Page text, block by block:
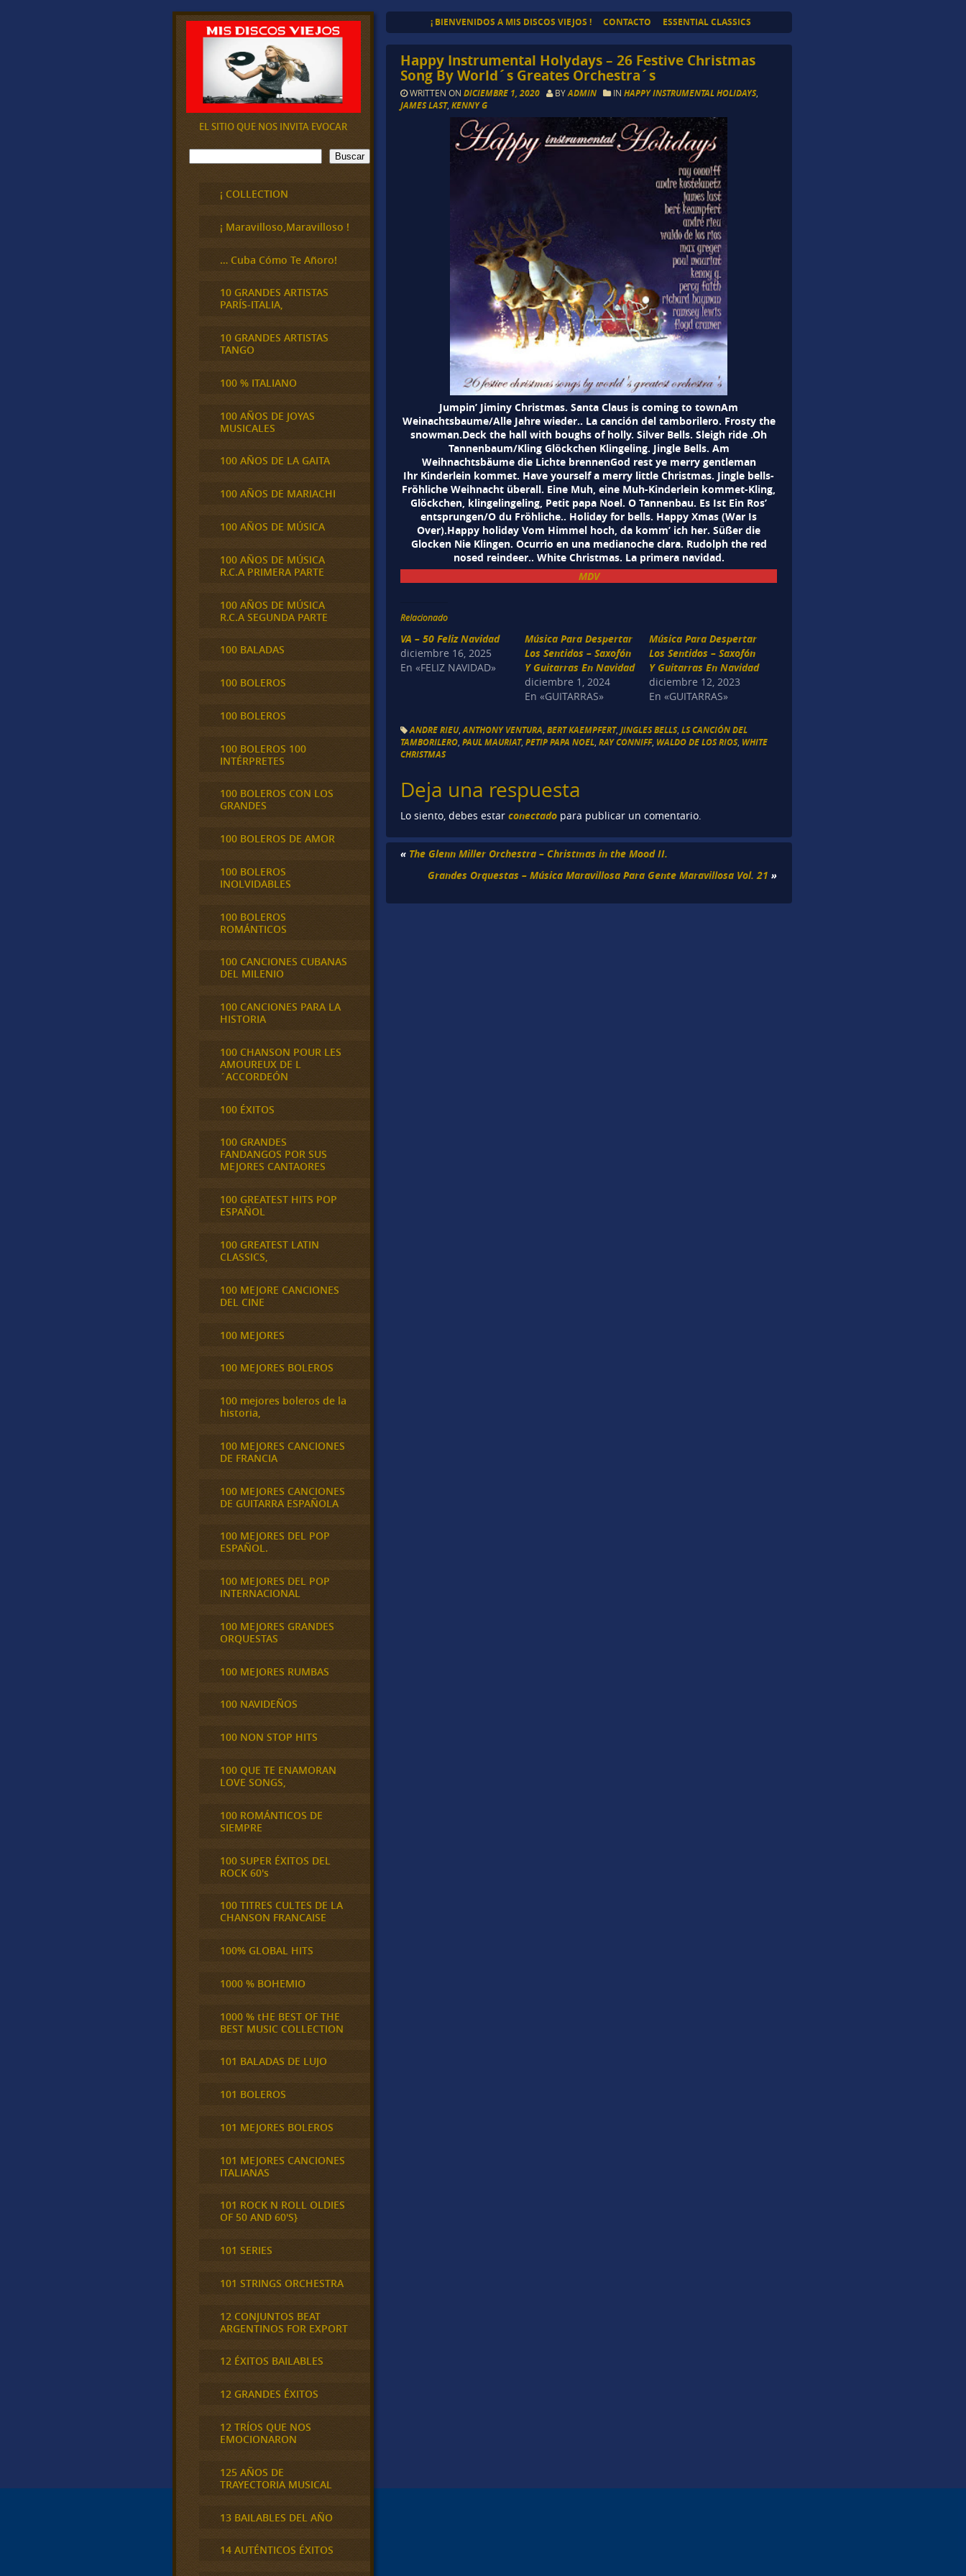
¡ BIENVENIDOS A MIS DISCOS VIEJOS ! CONTACTO ESSENTIAL CLASSICS
Happy Instrumental Holydays – 26 Festive Christmas
Song By World´s Greates Orchestra´s
WRITTEN ONDICIEMBRE 1, 2020 BYADMIN INHAPPY INSTRUMENTAL HOLIDAYS,
JAMES LAST,KENNY G
Jumpin’ Jiminy Christmas. Santa Claus is coming to townAm
Weinachtsbaume/Alle Jahre wieder.. La canción del tamborilero. Frosty the
snowman.Deck the hall with boughs of holly. Silver Bells. Sleigh ride .Oh
Tannenbaum/Kling Glöckchen Klingeling. Jingle Bells. Am
Weihnachtsbäume die Lichte brennenGod rest ye merry gentleman
Ihr Kinderlein kommet. Have yourself a merry little Christmas. Jingle bells-
Fröhliche Weihnacht überall. Eine Muh, eine Muh-Kinderlein kommet-Kling,
Glöckchen, klingelingeling, Petit papa Noel. O Tannenbau. Es Ist Ein Ros’
entsprungen/O du Fröhliche.. Holiday for bells. Happy Xmas (War Is
Over).Happy holiday Vom Himmel hoch, da komm’ ich her. Süßer die
Glocken Nie Klingen. Ocurrio en una medianoche clara. Rudolph the red
nosed reindeer.. White Christmas. La primera navidad.
MDV
Relacionado
VA – 50 Feliz Navidad
diciembre 16, 2025
En «FELIZ NAVIDAD»
Música Para Despertar
Los Sentidos – Saxofón
Y Guitarras En Navidad
diciembre 1, 2024
En «GUITARRAS»
Música Para Despertar
Los Sentidos – Saxofón
Y Guitarras En Navidad
diciembre 12, 2023
En «GUITARRAS»
ANDRE RIEU,ANTHONY VENTURA ,BERT KAEMPFERT,JINGLES BELLS,LS CANCIÓN DEL
TAMBORILERO ,PAUL MAURIAT,PETIP PAPA NOEL ,RAY CONNIFF, WALDO DE LOS RIOS, WHITE
CHRISTMAS
Deja una respuesta
Lo siento, debes estarconectado para publicar un comentario.
« The Glenn Miller Orchestra – Christmas in the Mood II.
Grandes Orquestas – Música Maravillosa Para Gente Maravillosa Vol. 21 »
EL SITIO QUE NOS INVITA EVOCAR
B
u
Buscar
¡ COLLECTION
¡ Maravilloso,Maravilloso !
… Cuba Cómo Te Añoro!
10 GRANDES ARTISTAS
PARÍS-ITALIA,
10 GRANDES ARTISTAS
TANGO
100 % ITALIANO
100 AÑOS DE JOYAS
MUSICALES
100 AÑOS DE LA GAITA
100 AÑOS DE MARIACHI
100 AÑOS DE MÚSICA
100 AÑOS DE MÚSICA
R.C.A PRIMERA PARTE
100 AÑOS DE MÚSICA
R.C.A SEGUNDA PARTE
100 BALADAS
100 BOLEROS
100 BOLEROS
100 BOLEROS 100
INTÉRPRETES
100 BOLEROS CON LOS
GRANDES
100 BOLEROS DE AMOR
100 BOLEROS
INOLVIDABLES
100 BOLEROS
ROMÁNTICOS
100 CANCIONES CUBANAS
DEL MILENIO
100 CANCIONES PARA LA
HISTORIA
100 CHANSON POUR LES
AMOUREUX DE L
´ACCORDEÓN
100 ÉXITOS
100 GRANDES
FANDANGOS POR SUS
MEJORES CANTAORES
100 GREATEST HITS POP
ESPAÑOL
100 GREATEST LATIN
CLASSICS,
100 MEJORE CANCIONES
DEL CINE
100 MEJORES
100 MEJORES BOLEROS
100 mejores boleros de la
historia,
100 MEJORES CANCIONES
DE FRANCIA
100 MEJORES CANCIONES
DE GUITARRA ESPAÑOLA
100 MEJORES DEL POP
ESPAÑOL.
100 MEJORES DEL POP
INTERNACIONAL
100 MEJORES GRANDES
ORQUESTAS
100 MEJORES RUMBAS
100 NAVIDEÑOS
100 NON STOP HITS
100 QUE TE ENAMORAN
LOVE SONGS,
100 ROMÁNTICOS DE
SIEMPRE
100 SUPER ÉXITOS DEL
ROCK 60's
100 TITRES CULTES DE LA
CHANSON FRANCAISE
100% GLOBAL HITS
1000 % BOHEMIO
1000 % tHE BEST OF THE
BEST MUSIC COLLECTION
101 BALADAS DE LUJO
101 BOLEROS
101 MEJORES BOLEROS
101 MEJORES CANCIONES
ITALIANAS
101 ROCK N ROLL OLDIES
OF 50 AND 60'S}
101 SERIES
101 STRINGS ORCHESTRA
12 CONJUNTOS BEAT
ARGENTINOS FOR EXPORT
12 ÉXITOS BAILABLES
12 GRANDES ÉXITOS
12 TRÍOS QUE NOS
EMOCIONARON
125 AÑOS DE
TRAYECTORIA MUSICAL
13 BAILABLES DEL AÑO
14 AUTÉNTICOS ÉXITOS